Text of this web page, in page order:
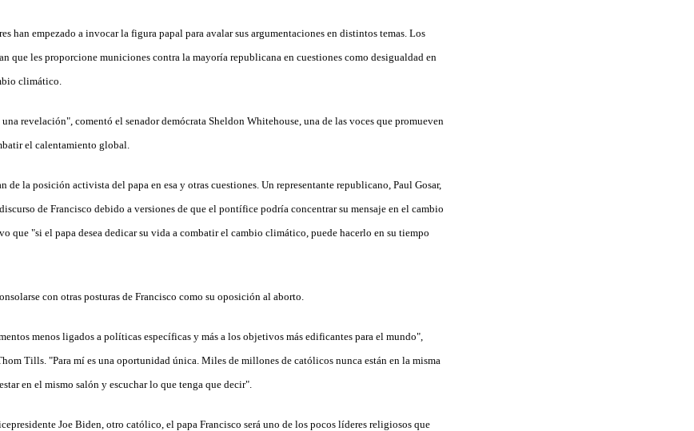
han empezado a invocar la figura papal para avalar sus argumentaciones en distintos temas. Los
que les proporcione municiones contra la mayoría republicana en cuestiones como desigualdad en
climático.
revelación", comentó el senador demócrata Sheldon Whitehouse, una de las voces que promueven
el calentamiento global.
de la posición activista del papa en esa y otras cuestiones. Un representante republicano, Paul Gosar,
de Francisco debido a versiones de que el pontífice podría concentrar su mensaje en el cambio
que "si el papa desea dedicar su vida a combatir el cambio climático, puede hacerlo en su tiempo
con otras posturas de Francisco como su oposición al aborto.
menos ligados a políticas específicas y más a los objetivos más edificantes para el mundo",
Tills. "Para mí es una oportunidad única. Miles de millones de católicos nunca están en la misma
en el mismo salón y escuchar lo que tenga que decir".
Joe Biden, otro católico, el papa Francisco será uno de los pocos líderes religiosos que